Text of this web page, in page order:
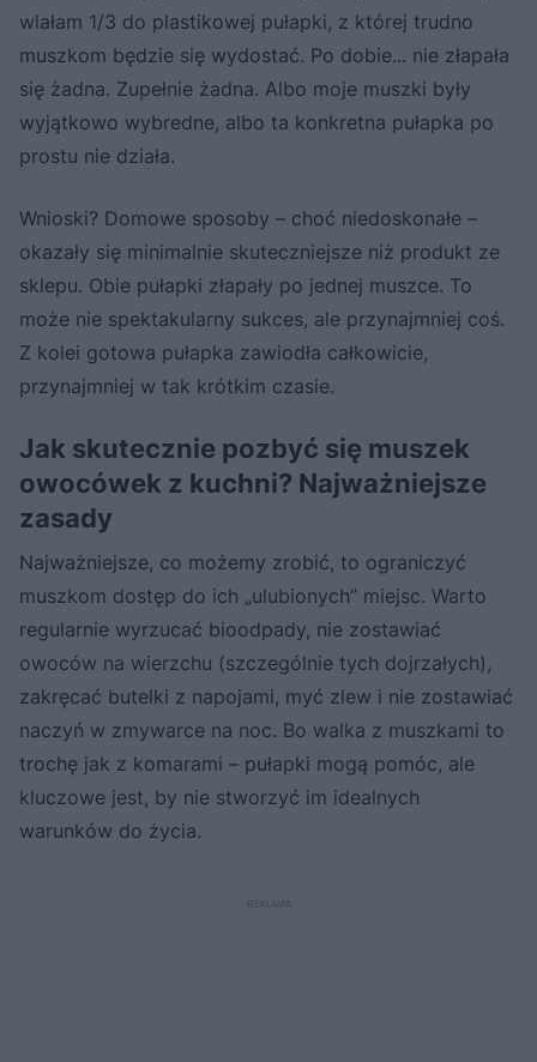
wlałam 1/3 do plastikowej pułapki, z której trudno
muszkom będzie się wydostać. Po dobie... nie złapała
się żadna. Zupełnie żadna. Albo moje muszki były
wyjątkowo wybredne, albo ta konkretna pułapka po
prostu nie działa.
Wnioski? Domowe sposoby – choć niedoskonałe –
okazały się minimalnie skuteczniejsze niż produkt ze
sklepu. Obie pułapki złapały po jednej muszce. To
może nie spektakularny sukces, ale przynajmniej coś.
Z kolei gotowa pułapka zawiodła całkowicie,
przynajmniej w tak krótkim czasie.
Jak skutecznie pozbyć się muszek
owocówek z kuchni? Najważniejsze
zasady
Najważniejsze, co możemy zrobić, to ograniczyć
muszkom dostęp do ich „ulubionych” miejsc. Warto
regularnie wyrzucać bioodpady, nie zostawiać
owoców na wierzchu (szczególnie tych dojrzałych),
zakręcać butelki z napojami, myć zlew i nie zostawiać
naczyń w zmywarce na noc. Bo walka z muszkami to
trochę jak z komarami – pułapki mogą pomóc, ale
kluczowe jest, by nie stworzyć im idealnych
warunków do życia.